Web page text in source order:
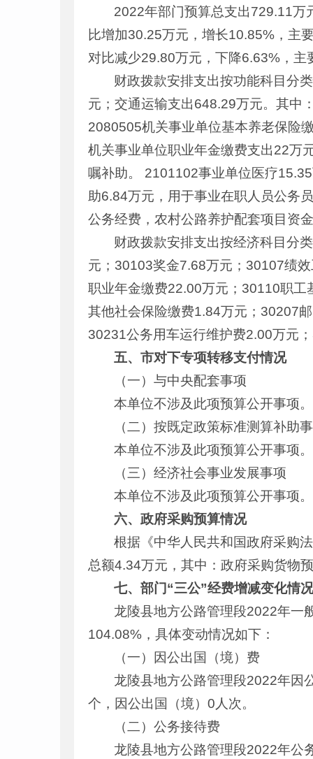
2022年部门预算总支出729.11万
比增加30.25万元，增长10.85%，主
对比减少29.80万元，下降6.63%，
财政拨款安排支出按功能科目分
元；交通运输支出648.29万元。其中
2080505机关事业单位基本养老保险
机关事业单位职业年金缴费支出22万
嘱补助。 2101102事业单位医疗
助6.84万元，用于事业在职人员公务
公务经费，农村公路养护配套项目资
财政拨款安排支出按经济科目分
元；30103奖金7.68万元；30107绩
职业年金缴费22.00万元；30110职
其他社会保险缴费1.84万元；30207
30231公务用车运行维护费2.00万元
五、市对下专项转移支付情况
（一）与中央配套事项
本单位不涉及此项预算公开事项。
（二）按既定政策标准测算补助
本单位不涉及此项预算公开事项。
（三）经济社会事业发展事项
本单位不涉及此项预算公开事项。
六、政府采购预算情况
根据《中华人民共和国政府采购
总额4.34万元，其中：政府采购货物
七、部门“三公”经费增减变化情
龙陵县地方公路管理段2022年一
104.08%，具体变动情况如下：
（一）因公出国（境）费
龙陵县地方公路管理段2022年因
个，因公出国（境）0人次。
（二）公务接待费
龙陵县地方公路管理段2022年公